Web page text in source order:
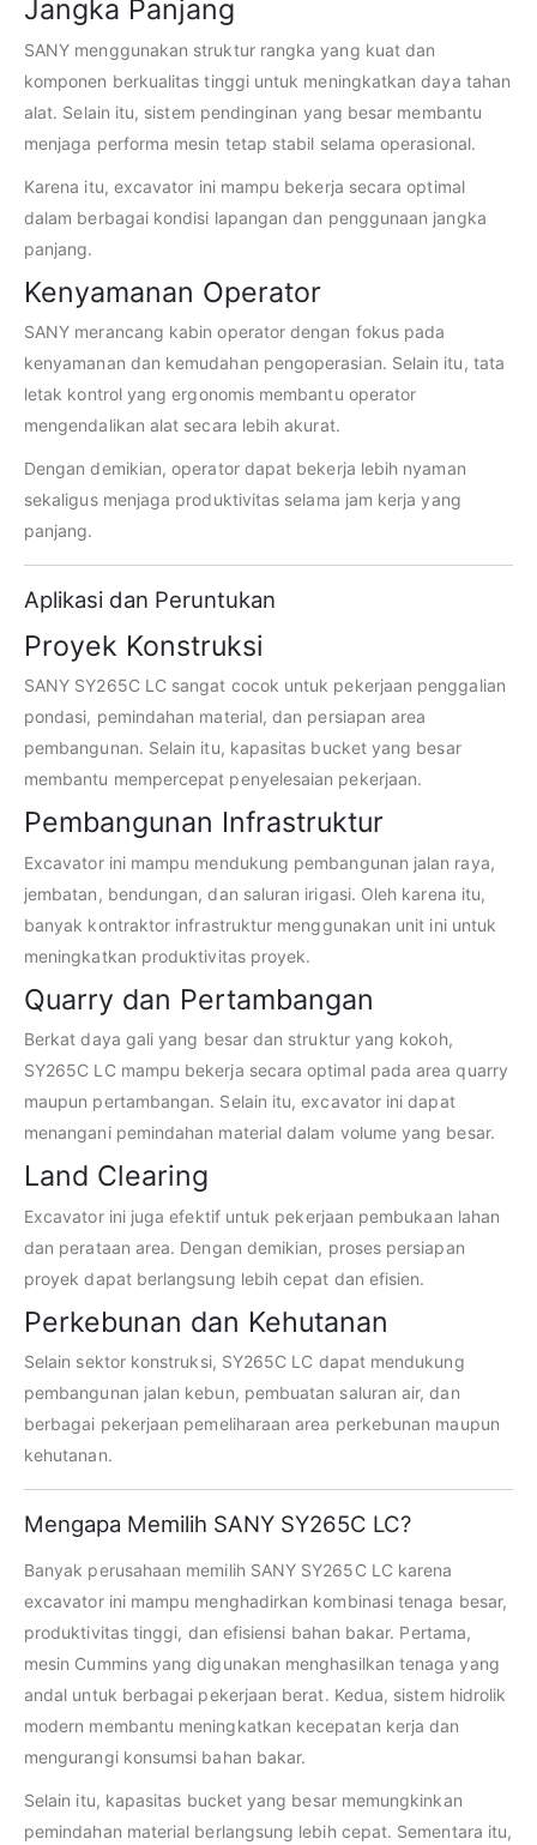
Jangka Panjang
SANY menggunakan struktur rangka yang kuat dan
komponen berkualitas tinggi untuk meningkatkan daya tahan
alat. Selain itu, sistem pendinginan yang besar membantu
menjaga performa mesin tetap stabil selama operasional.
Karena itu, excavator ini mampu bekerja secara optimal
dalam berbagai kondisi lapangan dan penggunaan jangka
panjang.
Kenyamanan Operator
SANY merancang kabin operator dengan fokus pada
kenyamanan dan kemudahan pengoperasian. Selain itu, tata
letak kontrol yang ergonomis membantu operator
mengendalikan alat secara lebih akurat.
Dengan demikian, operator dapat bekerja lebih nyaman
sekaligus menjaga produktivitas selama jam kerja yang
panjang.
Aplikasi dan Peruntukan
Proyek Konstruksi
SANY SY265C LC sangat cocok untuk pekerjaan penggalian
pondasi, pemindahan material, dan persiapan area
pembangunan. Selain itu, kapasitas bucket yang besar
membantu mempercepat penyelesaian pekerjaan.
Pembangunan Infrastruktur
Excavator ini mampu mendukung pembangunan jalan raya,
jembatan, bendungan, dan saluran irigasi. Oleh karena itu,
banyak kontraktor infrastruktur menggunakan unit ini untuk
meningkatkan produktivitas proyek.
Quarry dan Pertambangan
Berkat daya gali yang besar dan struktur yang kokoh,
SY265C LC mampu bekerja secara optimal pada area quarry
maupun pertambangan. Selain itu, excavator ini dapat
menangani pemindahan material dalam volume yang besar.
Land Clearing
Excavator ini juga efektif untuk pekerjaan pembukaan lahan
dan perataan area. Dengan demikian, proses persiapan
proyek dapat berlangsung lebih cepat dan efisien.
Perkebunan dan Kehutanan
Selain sektor konstruksi, SY265C LC dapat mendukung
pembangunan jalan kebun, pembuatan saluran air, dan
berbagai pekerjaan pemeliharaan area perkebunan maupun
kehutanan.
Mengapa Memilih SANY SY265C LC?
Banyak perusahaan memilih SANY SY265C LC karena
excavator ini mampu menghadirkan kombinasi tenaga besar,
produktivitas tinggi, dan efisiensi bahan bakar. Pertama,
mesin Cummins yang digunakan menghasilkan tenaga yang
andal untuk berbagai pekerjaan berat. Kedua, sistem hidrolik
modern membantu meningkatkan kecepatan kerja dan
mengurangi konsumsi bahan bakar.
Selain itu, kapasitas bucket yang besar memungkinkan
pemindahan material berlangsung lebih cepat. Sementara itu,